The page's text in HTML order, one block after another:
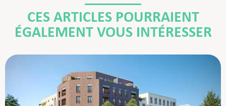
CES ARTICLES POURRAIENT
ÉGALEMENT VOUS INTÉRESSER